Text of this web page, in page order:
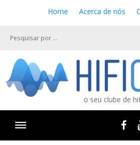
e
Home Acerca de nós
o seu clube de